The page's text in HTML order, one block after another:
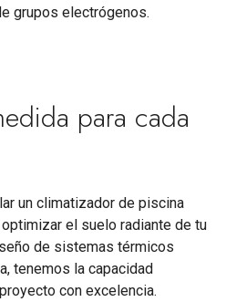
grupos electrógenos.
para cada
un climatizador de piscina
el suelo radiante de tu
de sistemas térmicos
tenemos la capacidad
con excelencia.